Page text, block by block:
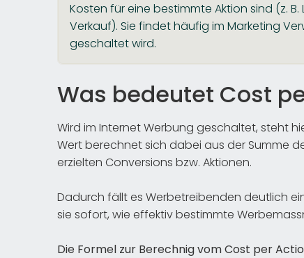
Kosten für eine bestimmte Aktion sind (z.
Verkauf). Sie findet häufig im Marketing
geschaltet wird.
Was bedeutet Cost
Wird im Internet Werbung geschaltet, steht
Wert berechnet sich dabei aus der Summe
erzielten Conversions bzw. Aktionen.
Dadurch fällt es Werbetreibenden deutlich
sie sofort, wie effektiv bestimmte
Die Formel zur Berechnig vom Cost per